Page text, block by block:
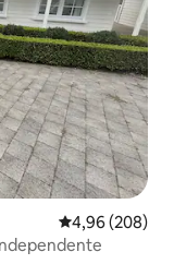
4,96 de uma
4,96 (208)